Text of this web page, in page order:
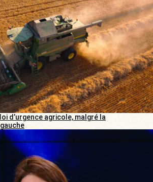
d’urgence agricole, malgré la